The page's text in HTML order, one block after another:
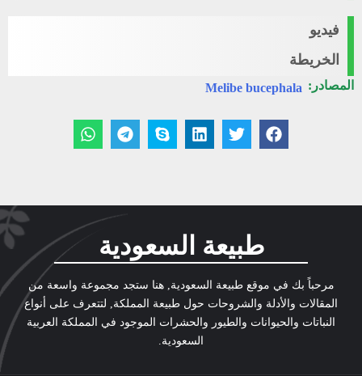
فيديو
الخريطة
المصادر: Melibe bucephala
طبيعة السعودية
مرحباً بك في موقع طبيعة السعودية, هنا ستجد مجموعة واسعة من
المقالات والأدلة والشروحات حول طبيعة المملكة, لتتعرف على أنواع
النباتات والحيوانات والطيور والحشرات الموجود في المملكة العربية
السعودية.